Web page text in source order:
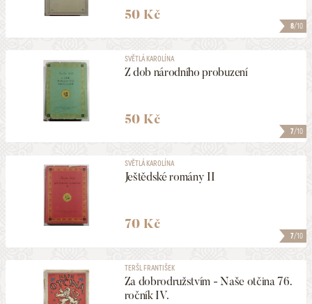
8/10
50 Kč
7/10
SVĚTLÁ KAROLÍNA
Z dob národního probuzení
50 Kč
7/10
SVĚTLÁ KAROLÍNA
Ještědské romány II
70 Kč
TERŠL FRANTIŠEK
Za dobrodružstvím - Naše otčina 76.
ročník IV.